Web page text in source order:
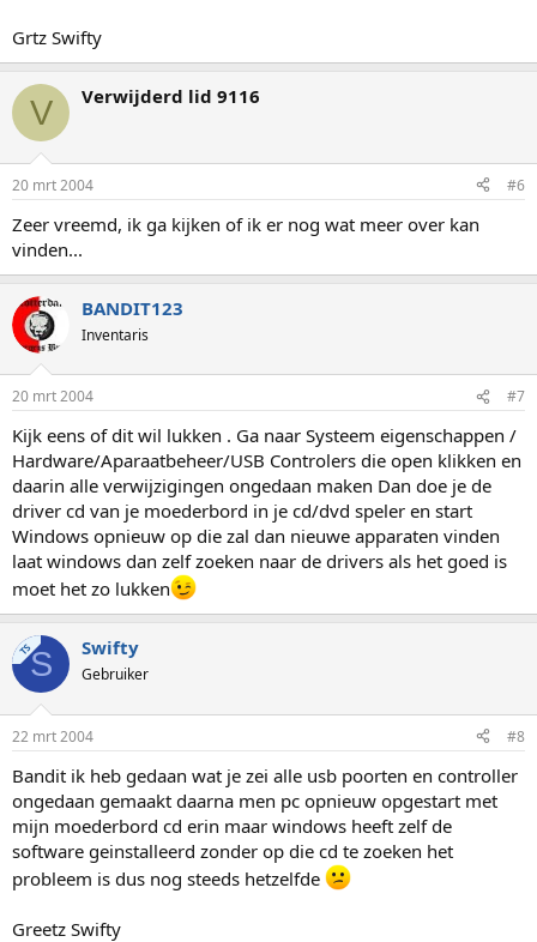
Grtz Swifty
V Verwijderd lid 9116
20 mrt 2004 #6
Zeer vreemd, ik ga kijken of ik er nog wat meer over kan
vinden...
BANDIT123
Inventaris
20 mrt 2004 #7
Kijk eens of dit wil lukken . Ga naar Systeem eigenschappen /
Hardware/Aparaatbeheer/USB Controlers die open klikken en
daarin alle verwijzigingen ongedaan maken Dan doe je de
driver cd van je moederbord in je cd/dvd speler en start
Windows opnieuw op die zal dan nieuwe apparaten vinden
laat windows dan zelf zoeken naar de drivers als het goed is
moet het zo lukken
TSS Swifty
Gebruiker
22 mrt 2004 #8
Bandit ik heb gedaan wat je zei alle usb poorten en controller
ongedaan gemaakt daarna men pc opnieuw opgestart met
mijn moederbord cd erin maar windows heeft zelf de
software geinstalleerd zonder op die cd te zoeken het
probleem is dus nog steeds hetzelfde
Greetz Swifty